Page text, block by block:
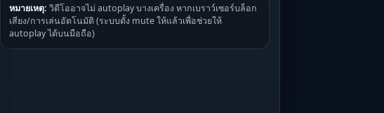
หมายเหตุ: วิดีโออาจไม่ autoplay บางเครื่อง หากเบราว์เซอร์บล็อก
เสียง/การเล่นอัตโนมัติ (ระบบตั้ง mute ให้แล้วเพื่อช่วยให้
autoplay ได้บนมือถือ)